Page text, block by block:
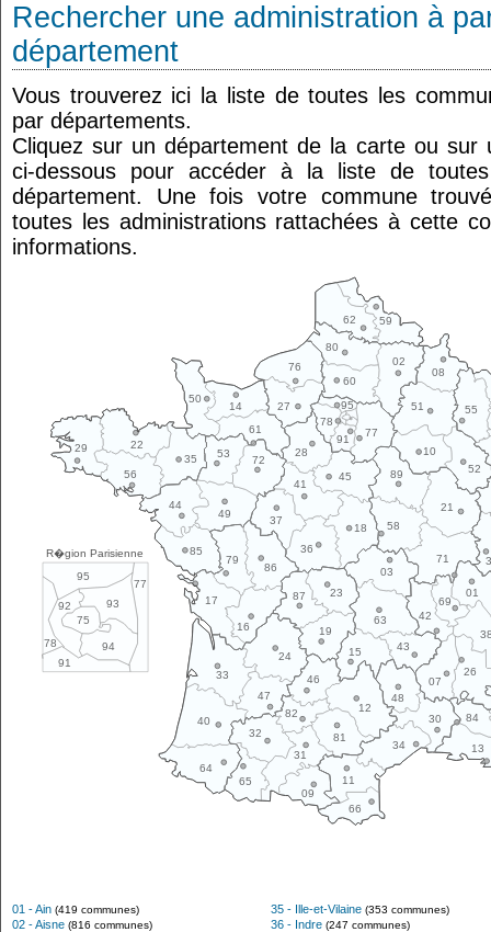
Rechercher une administration à
département
Vous trouverez ici la liste de toutes les
par départements.
Cliquez sur un département de la carte ou sur
ci-dessous pour accéder à la liste de
département. Une fois votre commune
toutes les administrations rattachées à cette
informations.
R�gion Parisienne
77
78
91
95
93
75
94
92
10
11
12
13
14
15
16
17
18
19
21
22
23
24
26
27
28
29
30
31
32
33
34
35
36
37
40
41
42
43
44
45
46
47
48
49
50
51
52
53
55
56
58
59
60
61
62
63
64
65
66
69
01
02
03
07
08
09
71
72
76
77
78
79
80
81
82 84
85
86
87
89
91
95
01 - Ain (419 communes)
02 - Aisne (816 communes)
35 - Ille-et-Vilaine (353 communes)
36 - Indre (247 communes)